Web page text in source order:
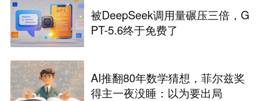
被DeepSeek调用量碾压三倍，G
PT-5.6终于免费了
AI推翻80年数学猜想，菲尔兹奖
得主一夜没睡：以为要出局